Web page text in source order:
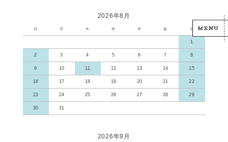
2026年8月
日 月 火 水 木 金 土
1
2 3 4 5 6 7 8
9 10 11 12 13 14 15
16 17 18 19 20 21 22
23 24 25 26 27 28 29
30 31
2026年9月